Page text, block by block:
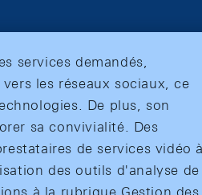
services demandés,
les réseaux sociaux, ce
De plus, son
sa convivialité. Des
de services vidéo à
des outils d'analyse de